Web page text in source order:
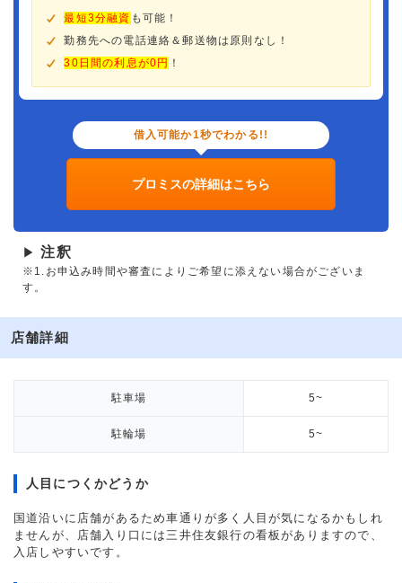
最短3分融資 も可能！
勤務先への電話連絡＆郵送物は原則なし！
30日間の利息が0円 ！
借入可能か1秒でわかる!!
プロミスの詳細はこちら
▶ 注釈
※1.お申込み時間や審査によりご希望に添えない場合がございま
す。
店舗詳細
駐車場 5~
駐輪場 5~
人目につくかどうか
国道沿いに店舗があるため車通りが多く人目が気になるかもしれ
ませんが、店舗入り口には三井住友銀行の看板がありますので、
入店しやすいです。